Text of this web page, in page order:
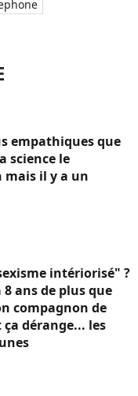
empathiques que
science le
il y a un
intériorisé" ?
ans de plus que
compagnon de
dérange... les